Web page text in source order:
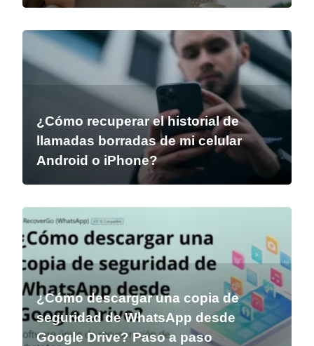
¿Cómo recuperar el historial de
llamadas borradas de mi celular
Android o iPhone?
¿Cómo descargar una copia de
seguridad de WhatsApp desde
Google Drive? Paso a paso